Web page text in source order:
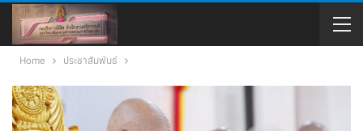
Home ประชาสัมพันธ์